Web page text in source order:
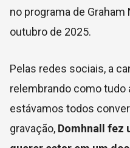
no programa de
outubro de 2025.
Pelas redes sociais, a
relembrando como tudo
estávamos todos
gravação, Domhnall fez